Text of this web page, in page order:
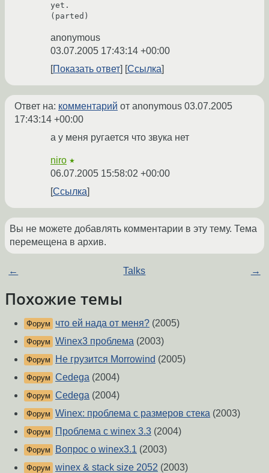
yet.
anonymous
03.07.2005 17:43:14 +00:00
Показать ответ
Ссылка
Ответ на: комментарий от anonymous 03.07.2005
17:43:14 +00:00
а у меня ругается что звука нет
niro ★
06.07.2005 15:58:02 +00:00
Ссылка
Вы не можете добавлять комментарии в эту тему. Тема
перемещена в архив.
← Talks →
Похожие темы
Форум что ей нада от меня? (2005)
Форум Winex3 проблема (2003)
Форум Не грузится Morrowind (2005)
Форум Cedega (2004)
Форум Cedega (2004)
Форум Winex: проблема с размеров стека (2003)
Форум Проблема с winex 3.3 (2004)
Форум Вопрос о winex3.1 (2003)
Форум winex & stack size 2052 (2003)